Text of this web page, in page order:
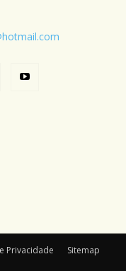
Privacidade Sitemap